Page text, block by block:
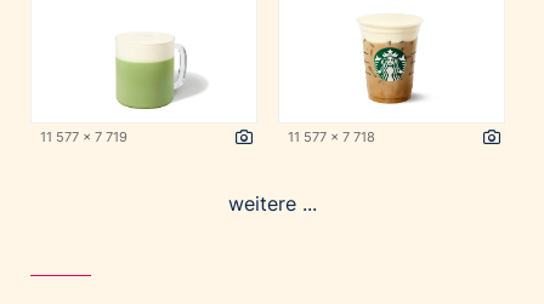
11 577 x 7 719 11 577 x 7 718
weitere ...